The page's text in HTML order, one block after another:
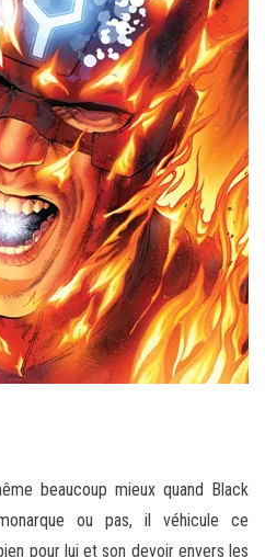
beaucoup mieux quand Black
ou pas, il véhicule ce
pour lui et son devoir envers les